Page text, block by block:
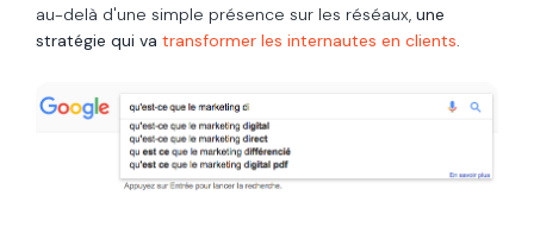
au-delà d'une simple présence sur les réséaux, une
stratégie qui va transformer les internautes en clients.